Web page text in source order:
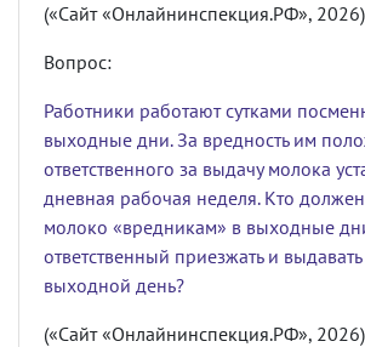
(«Сайт «Онлайнинспекция.РФ», 2026)
Вопрос:
Работники работают сутками
выходные дни. За вредность им
ответственного за выдачу молока
дневная рабочая неделя. Кто
молоко «вредникам» в выходные
ответственный приезжать и
выходной день?
(«Сайт «Онлайнинспекция.РФ», 2026)